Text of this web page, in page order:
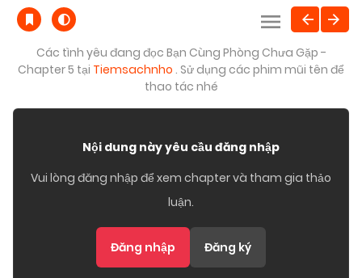
Các tình yêu đang đọc Bạn Cùng Phòng Chưa Gặp -
Chapter 5 tại Tiemsachnho . Sử dụng các phim mũi tên để
thao tác nhé
Nội dung này yêu cầu đăng nhập
Vui lòng đăng nhập để xem chapter và tham gia thảo
luận.
Đăng nhập Đăng ký